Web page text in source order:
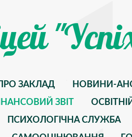
ЗАКЛАД НОВИНИ-
ЗВІТ
ПСИХОЛОГІЧНА СЛУЖБА